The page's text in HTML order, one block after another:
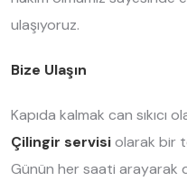
ulaşıyoruz.
Bize Ulaşın
Kapıda kalmak can sıkıcı
Çilingir servisiolarak bir
Günün her saati arayarak